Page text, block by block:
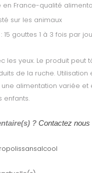
en France-qualité
sur les animaux
gouttes 1 à 3 fois par
les yeux. Le produit
de la ruche.
alimentation variée
enfants.
? Contactez nous